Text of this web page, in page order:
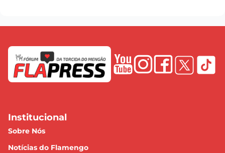
Institucional
Sobre Nós
Notícias do Flamengo